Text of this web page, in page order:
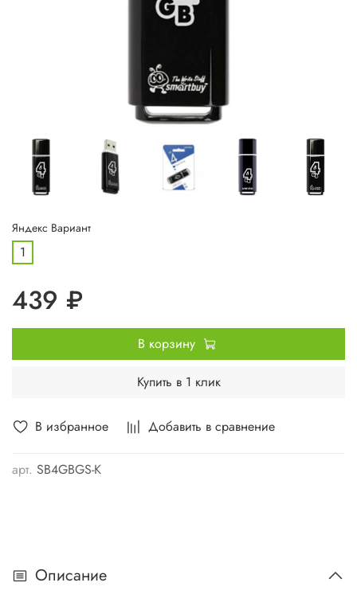
В избранное Добавить в сравнение
арт. SB4GBGS-K
Яндекс Вариант
1
439 ₽
В корзину
Купить в 1 клик
Описание